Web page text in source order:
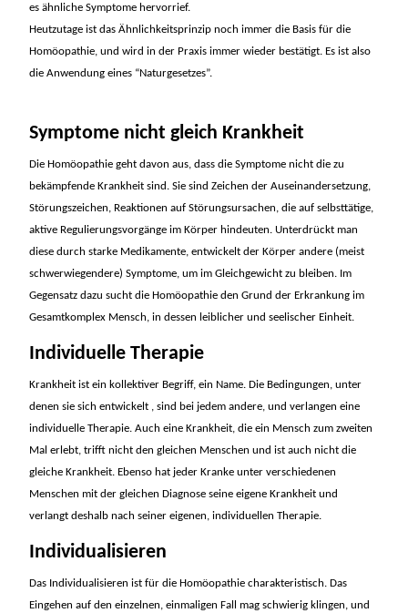
es ähnliche Symptome hervorrief.
Heutzutage ist das Ähnlichkeitsprinzip noch immer die Basis für die
Homöopathie, und wird in der Praxis immer wieder bestätigt. Es ist also
die Anwendung eines “Naturgesetzes”.
Symptome nicht gleich Krankheit
Die Homöopathie geht davon aus, dass die Symptome nicht die zu
bekämpfende Krankheit sind. Sie sind Zeichen der Auseinandersetzung,
Störungszeichen, Reaktionen auf Störungsursachen, die auf selbsttätige,
aktive Regulierungsvorgänge im Körper hindeuten. Unterdrückt man
diese durch starke Medikamente, entwickelt der Körper andere (meist
schwerwiegendere) Symptome, um im Gleichgewicht zu bleiben. Im
Gegensatz dazu sucht die Homöopathie den Grund der Erkrankung im
Gesamtkomplex Mensch, in dessen leiblicher und seelischer Einheit.
Individuelle Therapie
Krankheit ist ein kollektiver Begriff, ein Name. Die Bedingungen, unter
denen sie sich entwickelt , sind bei jedem andere, und verlangen eine
individuelle Therapie. Auch eine Krankheit, die ein Mensch zum zweiten
Mal erlebt, trifft nicht den gleichen Menschen und ist auch nicht die
gleiche Krankheit. Ebenso hat jeder Kranke unter verschiedenen
Menschen mit der gleichen Diagnose seine eigene Krankheit und
verlangt deshalb nach seiner eigenen, individuellen Therapie.
Individualisieren
Das Individualisieren ist für die Homöopathie charakteristisch. Das
Eingehen auf den einzelnen, einmaligen Fall mag schwierig klingen, und